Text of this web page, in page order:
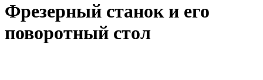
Фрезерный станок и его
поворотный стол